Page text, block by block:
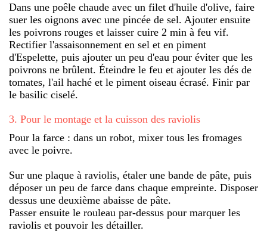
Dans une poêle chaude avec un filet d'huile d'olive, faire
suer les oignons avec une pincée de sel. Ajouter ensuite
les poivrons rouges et laisser cuire 2 min à feu vif.
Rectifier l'assaisonnement en sel et en piment
d'Espelette, puis ajouter un peu d'eau pour éviter que les
poivrons ne brûlent. Éteindre le feu et ajouter les dés de
tomates, l'ail haché et le piment oiseau écrasé. Finir par
le basilic ciselé.
3. Pour le montage et la cuisson des raviolis
Pour la farce : dans un robot, mixer tous les fromages
avec le poivre.
Sur une plaque à raviolis, étaler une bande de pâte, puis
déposer un peu de farce dans chaque empreinte. Disposer
dessus une deuxième abaisse de pâte.
Passer ensuite le rouleau par-dessus pour marquer les
raviolis et pouvoir les détailler.